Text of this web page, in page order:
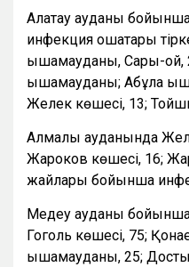
Алатау ауданы
инфекция ошақтары
ықшамауданы, Сары-ой,
ықшамауданы; Ақбұлақ
Желек көшесі, 13;
Алмалы ауданында
Жароков көшесі, 16;
жайлары бойынша
Медеу ауданы бойынша
Гоголь көшесі, 75;
ықшамауданы, 25;